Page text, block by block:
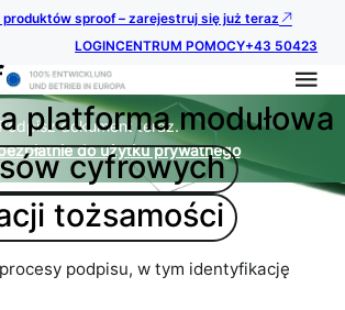
sproof – zarejestruj się już teraz
LOGINCENTRUM POMOCY+43 50423
platforma modułowa
cyfrowych
tożsamości
podpisu, w tym identyfikację
dokument teraz.
do użytku prywatnego